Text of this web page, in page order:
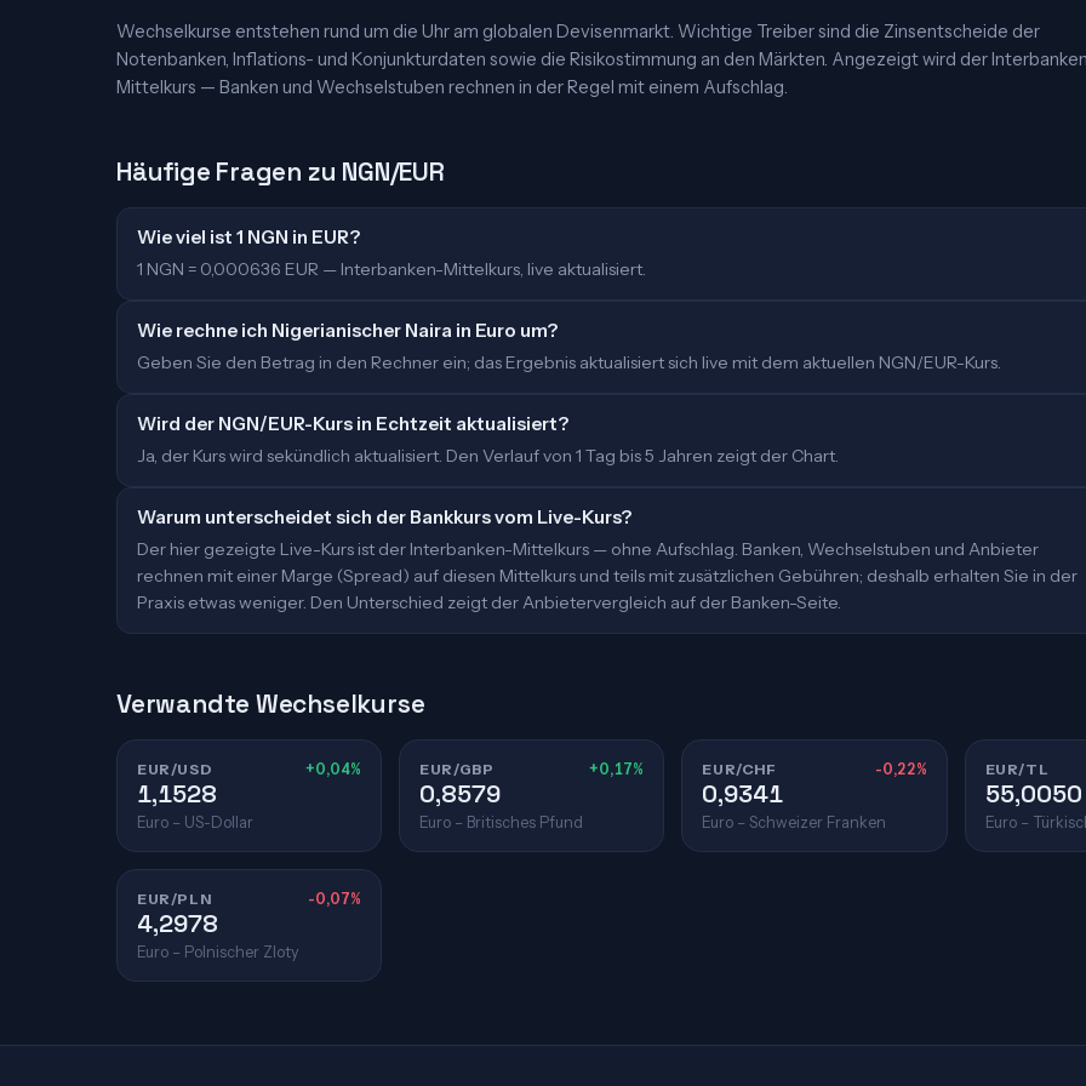
Wechselkurse entstehen rund um die Uhr am globalen Devisenmarkt. Wichtige Treiber sind die Zinsentscheide der
Notenbanken, Inflations- und Konjunkturdaten sowie die Risikostimmung an den Märkten. Angezeigt wird der
Mittelkurs — Banken und Wechselstuben rechnen in der Regel mit einem Aufschlag.
Häufige Fragen zu NGN/EUR
Wie viel ist 1 NGN in EUR?
1 NGN = 0,000636 EUR — Interbanken-Mittelkurs, live aktualisiert.
Wie rechne ich Nigerianischer Naira in Euro um?
Geben Sie den Betrag in den Rechner ein; das Ergebnis aktualisiert sich live mit dem aktuellen NGN/EUR-Kurs.
Wird der NGN/EUR-Kurs in Echtzeit aktualisiert?
Ja, der Kurs wird sekündlich aktualisiert. Den Verlauf von 1 Tag bis 5 Jahren zeigt der Chart.
Warum unterscheidet sich der Bankkurs vom Live-Kurs?
Der hier gezeigte Live-Kurs ist der Interbanken-Mittelkurs — ohne Aufschlag. Banken, Wechselstuben und Anbieter
rechnen mit einer Marge (Spread) auf diesen Mittelkurs und teils mit zusätzlichen Gebühren; deshalb erhalten Sie in der
Praxis etwas weniger. Den Unterschied zeigt der Anbietervergleich auf der Banken-Seite.
Verwandte Wechselkurse
EUR/USD +0,04%
1,1528
Euro – US-Dollar
EUR/GBP +0,17%
0,8579
Euro – Britisches Pfund
EUR/CHF -0,22%
0,9341
Euro – Schweizer Franken
EUR/TL
55,0050
Euro –
EUR/PLN -0,07%
4,2978
Euro – Polnischer Zloty